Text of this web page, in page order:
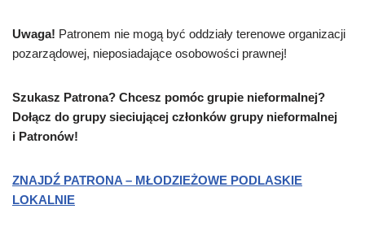
Uwaga! Patronem nie mogą być oddziały terenowe organizacji
pozarządowej, nieposiadające osobowości prawnej!
Szukasz Patrona? Chcesz pomóc grupie nieformalnej?
Dołącz do grupy sieciującej członków grupy nieformalnej
i Patronów!
ZNAJDŹ PATRONA – MŁODZIEŻOWE PODLASKIE
LOKALNIE